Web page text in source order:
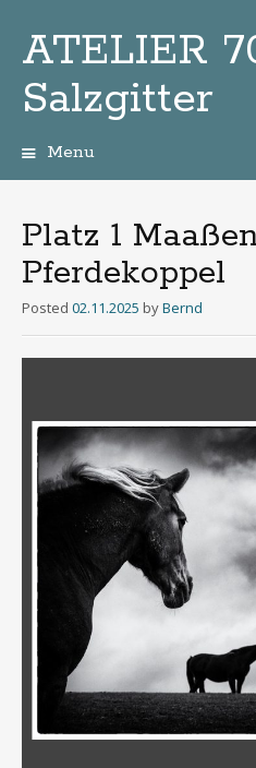
ATELIER
Salzgitter
Menu
Platz 1
Pferdekoppel
Posted 02.11.2025 byBernd